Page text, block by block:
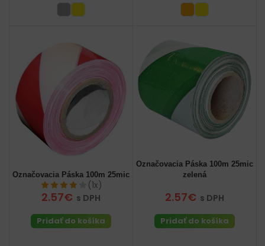
Označovacia Páska 100m 25mic
(1x)
2.57€ s DPH
Pridať do košíka
Označovacia Páska 100m 25mic
zelená
2.57€ s DPH
Pridať do košíka